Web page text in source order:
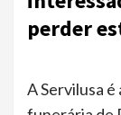
perder
A Servilusa é